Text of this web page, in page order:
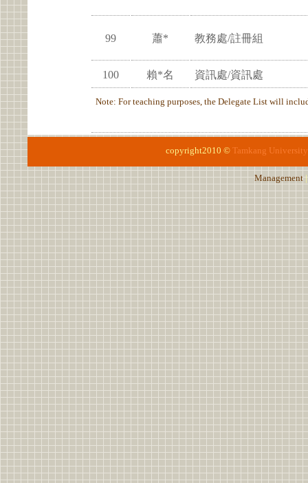
99 蕭* 教務處/註冊組
100 賴*名 資訊處/資訊處
Note: For teaching purposes, the Delegate List will
copyright2010 © Tamkang University
Management